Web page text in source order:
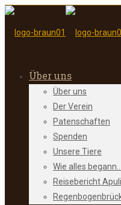
Über uns
Über uns
Der Verein
Patenschaften
Spenden
Unsere Tiere
Wie alles begann…
Reisebericht